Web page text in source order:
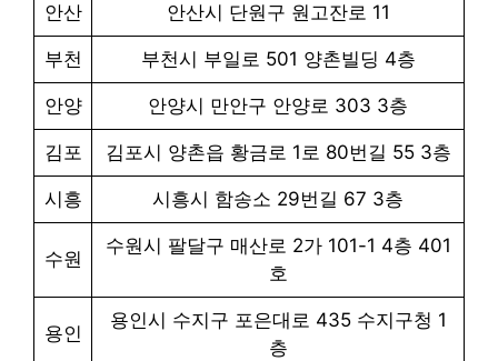
안산 안산시 단원구 원고잔로 11
부천 부천시 부일로 501 양촌빌딩 4층
안양 안양시 만안구 안양로 303 3층
김포 김포시 양촌읍 황금로 1로 80번길 55 3층
시흥 시흥시 함송소 29번길 67 3층
수원
수원시 팔달구 매산로 2가 101-1 4층 401
호
용인
용인시 수지구 포은대로 435 수지구청 1
층